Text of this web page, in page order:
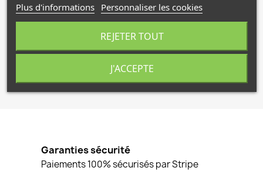
Garanties sécurité
Paiements 100% sécurisés par Stripe
Plus d'informations Personnaliser les cookies
REJETER TOUT
J'ACCEPTE